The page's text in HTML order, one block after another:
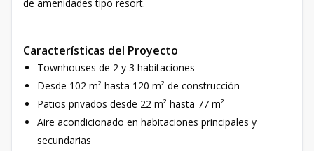
de amenidades tipo resort.
Características del Proyecto
Townhouses de 2 y 3 habitaciones
Desde 102 m² hasta 120 m² de construcción
Patios privados desde 22 m² hasta 77 m²
Aire acondicionado en habitaciones principales y
secundarias